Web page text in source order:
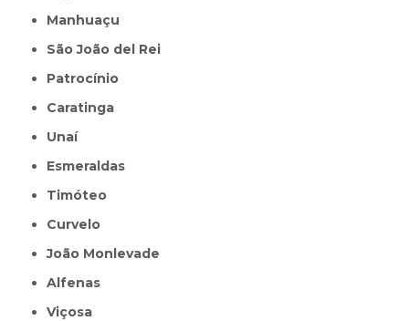
Manhuaçu
São João del Rei
Patrocínio
Caratinga
Unaí
Esmeraldas
Timóteo
Curvelo
João Monlevade
Alfenas
Viçosa